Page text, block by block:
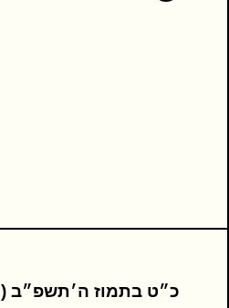
כ״ט בתמוז ה׳תשפ״ב (28.07.2022)